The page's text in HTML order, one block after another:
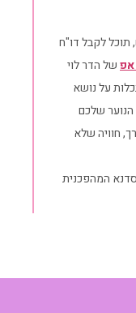
תוכל לקבל דו"ח
של הדר לוי
על נושא
הנוער שלכם
חוויה שלא
המהפכנית